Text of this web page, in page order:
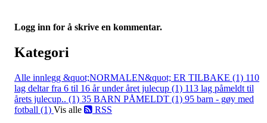
Logg inn for å skrive en kommentar.
Kategori
Alle innlegg &quot;NORMALEN&quot; ER TILBAKE (1) 110
lag deltar fra 6 til 16 år under året julecup (1) 113 lag påmeldt til
årets julecup.. (1) 35 BARN PÅMELDT (1) 95 barn - gøy med
fotball (1) Vis alle RSS